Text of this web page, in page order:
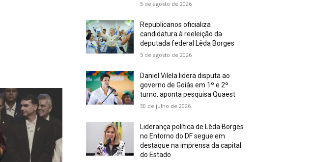
5 de agosto de 2026
Republicanos oficializa
candidatura à reeleição da
deputada federal Lêda Borges
5 de agosto de 2026
Daniel Vilela lidera disputa ao
governo de Goiás em 1º e 2º
turno, aponta pesquisa Quaest
30 de julho de 2026
Liderança política de Lêda Borges
no Entorno do DF segue em
destaque na imprensa da capital
do Estado